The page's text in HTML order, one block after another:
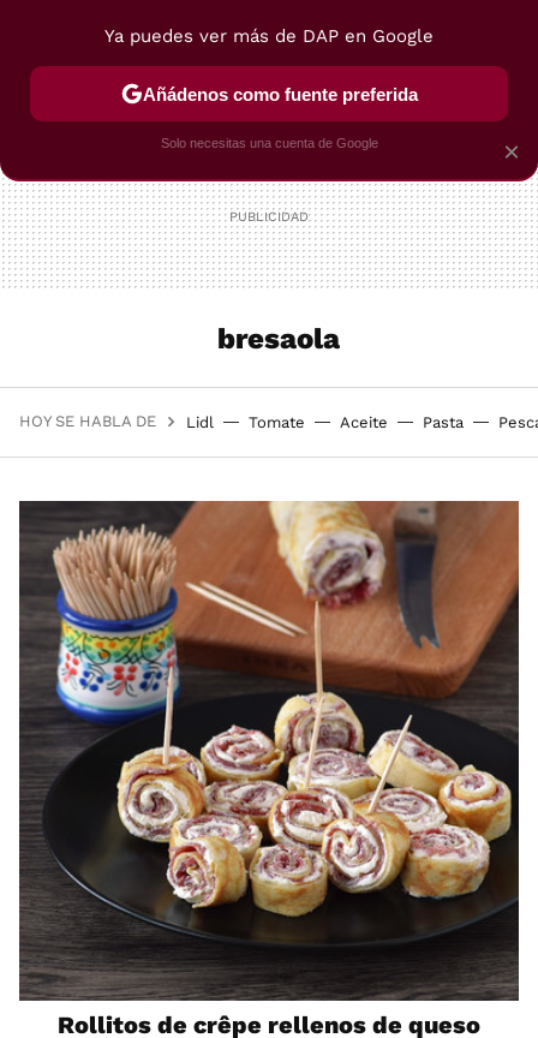
POSTRES VIAJES SELECCIÓN VEGUI
bresaola
HOY SE HABLA DE Lidl Tomate Aceite Pasta
Rollitos de crêpe rellenos de queso
×
Ya puedes ver más de DAP en Google
Añádenos como fuente preferida
Solo necesitas una cuenta de Google